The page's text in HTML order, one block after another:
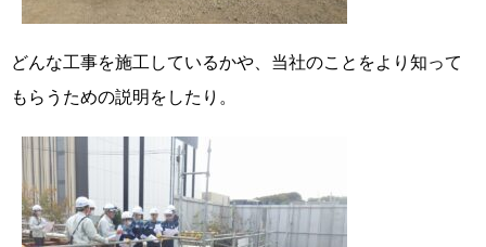
どんな工事を施工しているかや、当社のことをより知って
もらうための説明をしたり。